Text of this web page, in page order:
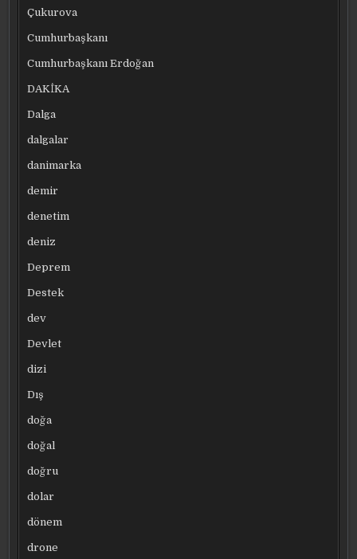
Çukurova
Cumhurbaşkanı
Cumhurbaşkanı Erdoğan
DAKİKA
Dalga
dalgalar
danimarka
demir
denetim
deniz
Deprem
Destek
dev
Devlet
dizi
Dış
doğa
doğal
doğru
dolar
dönem
drone